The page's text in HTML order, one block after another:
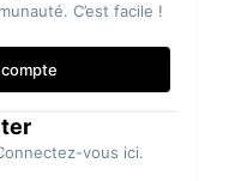
C’est facile !
vous ici.